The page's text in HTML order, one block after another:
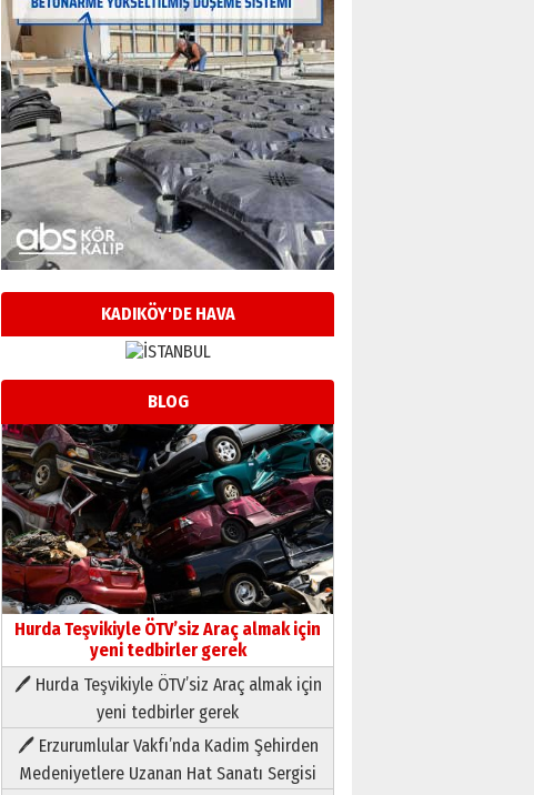
KADIKÖY'DE HAVA
BLOG
Hurda Teşvikiyle ÖTV’siz Araç almak için
yeni tedbirler gerek
🖊 Hurda Teşvikiyle ÖTV’siz Araç almak için
yeni tedbirler gerek
🖊 Erzurumlular Vakfı’nda Kadim Şehirden
Medeniyetlere Uzanan Hat Sanatı Sergisi
Neşat YALÇIN
Paranın Aile Kültüründeki Yeri
03 Ağustos 2026 Pazartesi